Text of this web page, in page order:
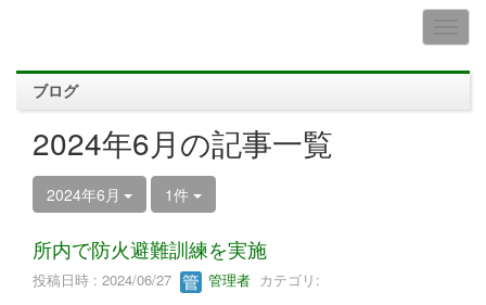
ブログ
2024年6月の記事一覧
2024年6月 1件
所内で防火避難訓練を実施
投稿日時 : 2024/06/27 管理者 カテゴリ: